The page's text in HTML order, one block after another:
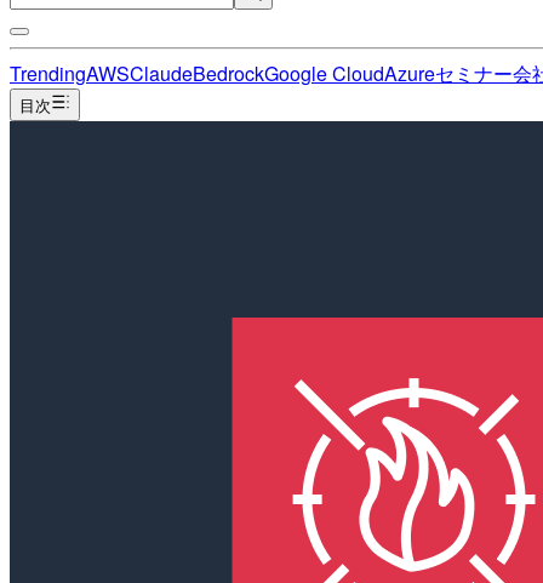
TrendingAWSClaudeBedrockGoogle CloudAzureセミナー会
目次